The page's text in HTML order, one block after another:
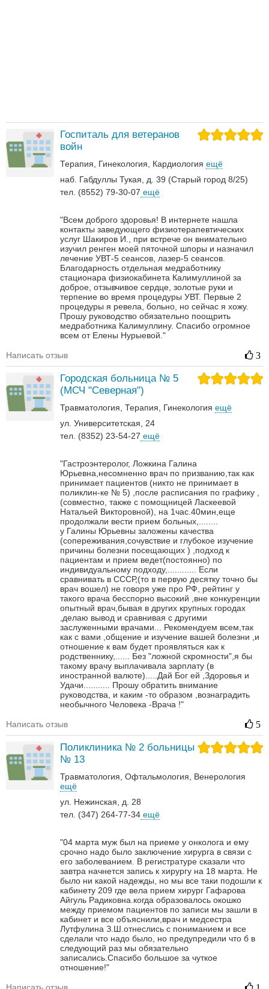
Госпиталь для ветеранов
войн
Терапия Гинекология Кардиология ещё
наб. Габдуллы Тукая, д. 39 (Старый город 8/25)
тел. (8552) 79-30-07 ещё
"Всем доброго здоровья! В интернете нашла
контакты заведующего физиотерапевтических
услуг Шакиров И., при встрече он внимательно
изучил ренген моей пяточной шпоры и назначил
лечение УВТ-5 сеансов, лазер-5 сеансов.
Благодарность отдельная медработнику
стационара физиокабинета Калимуллиной за
доброе, отзывчивое сердце, золотые руки и
терпение во время процедуры УВТ. Первые 2
процедуры я ревела, больно, но сейчас я хожу.
Прошу руководство обязательно поощрить
медработника Калимуллину. Спасибо огромное
всем от Елены Нурыевой."
Написать отзыв 3
Городская больница № 5
(МСЧ "Северная")
Травматология Терапия Гинекология ещё
ул. Университетская, 24
тел. (8352) 23-54-27 ещё
"Гастроэнтеролог, Ложкина Галина
Юрьевна,несомненно врач по призванию,так как
принимает пациентов (никто не принимает в
поликлин-ке № 5) ,после расписания по графику ,
(совместно, также с помощницей Ласкеевой
Натальей Викторовной), на 1час.40мин,еще
продолжали вести прием больных,........
у Галины Юрьевны заложены качества
(сопереживания,сочувствие и глубокое изучение
причины болезни посещающих ) ,подход к
пациентам и прием ведет(постоянно) по
индивидуальному подходу,............ Если
сравнивать в СССР,(то в первую десятку точно бы
врач вошел) не говоря уже про РФ, рейтинг у
такого врача бесспорно высокий ,вне конкуренции
опытный врач,бывая в других крупных городах
,делаю вывод и сравнивая с другими
заслуженными врачами... Рекомендуем всем,так
как с вами ,общение и изучение вашей болезни ,и
отношение к вам будет проявляться как к
родственнику,...... Без "ложной скромности",я бы
такому врачу выплачивала зарплату (в
иностранной валюте).....Дай Бог ей ,Здоровья и
Удачи........... Прошу обратить внимание
руководства, и каким -то образом ,вознаградить
необычного Человека -Врача !"
Написать отзыв 5
Поликлиника № 2 больницы
№ 13
Травматология Офтальмология
Венерология‎
ещё
ул. Нежинская, д. 28
тел. (347) 264-77-34 ещё
"04 марта муж был на приеме у онколога и ему
срочно надо было заключение хирурга в связи с
его заболеванием. В регистратуре сказали что
завтра начнется запись к хирургу на 18 марта. Не
было ни какой надежды, но мы все таки подошли к
кабинету 209 где вела прием хирург Гафарова
Айгуль Радиковна.когда образовалось окошко
между приемом пациентов по записи мы зашли в
кабинет и все объяснили,врач и медсестра
Лутфулина З.Ш.отнеслись с пониманием и все
сделали что надо было, но предупредили что б в
следующий раз мы обязательно
записались.Спасибо большое за чуткое
отношение!"